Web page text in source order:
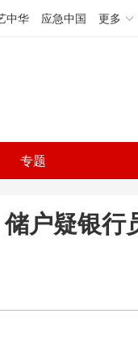
中华 应急中国 更多
专题
户疑银